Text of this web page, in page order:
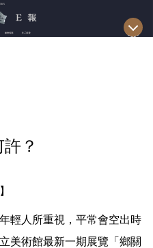
？
輕人所重視，平常會空出時
美術館最新一期展覽「鄉關